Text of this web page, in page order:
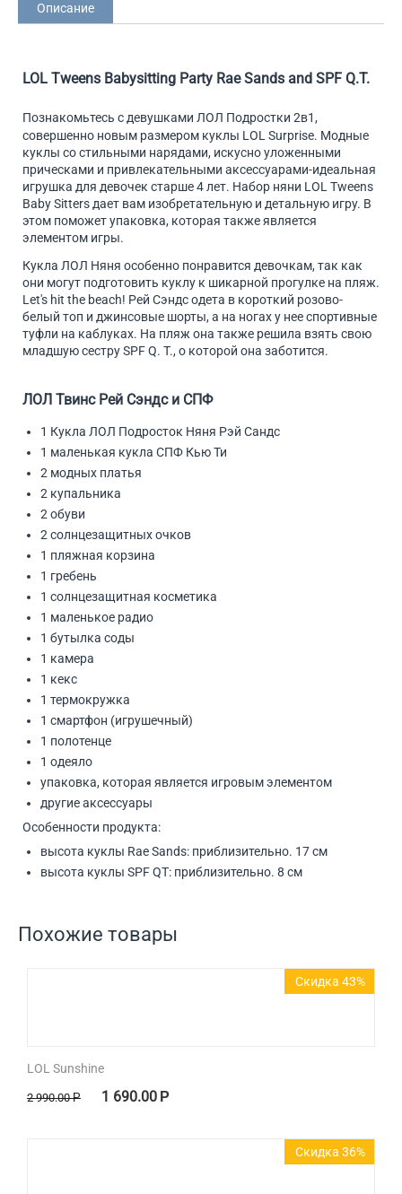
Описание
LOL Tweens Babysitting Party Rae Sands and SPF Q.T.
Познакомьтесь с девушками ЛОЛ Подростки 2в1,
совершенно новым размером куклы LOL Surprise. Модные
куклы со стильными нарядами, искусно уложенными
прическами и привлекательными аксессуарами-идеальная
игрушка для девочек старше 4 лет. Набор няни LOL Tweens
Baby Sitters дает вам изобретательную и детальную игру. В
этом поможет упаковка, которая также является
элементом игры.
Кукла ЛОЛ Няня особенно понравится девочкам, так как
они могут подготовить куклу к шикарной прогулке на пляж.
Let's hit the beach! Рей Сэндс одета в короткий розово-
белый топ и джинсовые шорты, а на ногах у нее спортивные
туфли на каблуках. На пляж она также решила взять свою
младшую сестру SPF Q. T., о которой она заботится.
ЛОЛ Твинс Рей Сэндс и СПФ
1 Кукла ЛОЛ Подросток Няня Рэй Сандс
1 маленькая кукла СПФ Кью Ти
2 модных платья
2 купальника
2 обуви
2 солнцезащитных очков
1 пляжная корзина
1 гребень
1 солнцезащитная косметика
1 маленькое радио
1 бутылка соды
1 камера
1 кекс
1 термокружка
1 смартфон (игрушечный)
1 полотенце
1 одеяло
упаковка, которая является игровым элементом
другие аксессуары
Особенности продукта:
высота куклы Rae Sands: приблизительно. 17 см
высота куклы SPF QT: приблизительно. 8 см
Похожие товары
Скидка 43%
LOL Sunshine
2 990.00 Р 1 690.00 Р
Скидка 36%